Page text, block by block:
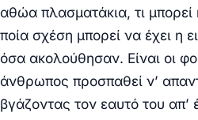
αθώα πλασματάκια, τι μπορεί
ποία σχέση μπορεί να έχει η
όσα ακολούθησαν. Είναι οι
άνθρωπος προσπαθεί ν’
βγάζοντας τον εαυτό του